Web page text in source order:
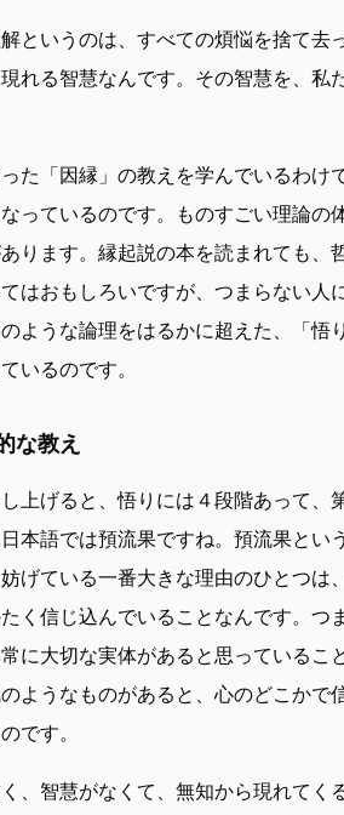
というのは、すべての煩悩を捨て去
れる智慧なんです。その智慧を、私
た「因縁」の教えを学んでいるわけ
っているのです。ものすごい理論の
ります。縁起説の本を読まれても、
はおもしろいですが、つまらない人
のような論理をはるかに超えた、「
いるのです。
な教え
上げると、悟りには４段階あって
本語では預流果ですね。預流果とい
げている一番大きな理由のひとつは
く信じ込んでいることなんです。つ
に大切な実体があると思っているこ
ようなものがあると、心のどこかで
です。
、智慧がなくて、無知から現れてく